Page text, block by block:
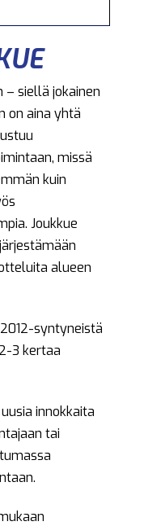
– siellä jokainen
on aina yhtä
missä
kuin
Joukkue
alueen
syntyneistä
3 kertaa
innokkaita
tai